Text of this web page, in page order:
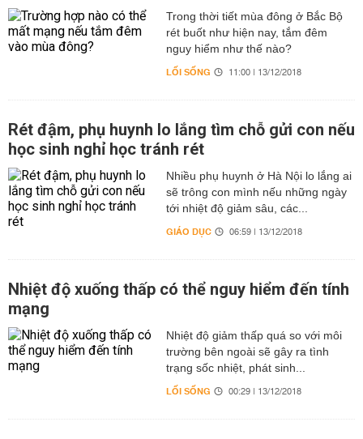
Trong thời tiết mùa đông ở Bắc Bộ
rét buốt như hiện nay, tắm đêm
nguy hiểm như thế nào?
LỐI SỐNG 11:00 | 13/12/2018
Rét đậm, phụ huynh lo lắng tìm chỗ gửi con nếu
học sinh nghỉ học tránh rét
Nhiều phụ huynh ở Hà Nội lo lắng ai
sẽ trông con mình nếu những ngày
tới nhiệt độ giảm sâu, các...
GIÁO DỤC 06:59 | 13/12/2018
Nhiệt độ xuống thấp có thể nguy hiểm đến tính
mạng
Nhiệt độ giảm thấp quá so với môi
trường bên ngoài sẽ gây ra tình
trạng sốc nhiệt, phát sinh...
LỐI SỐNG 00:29 | 13/12/2018